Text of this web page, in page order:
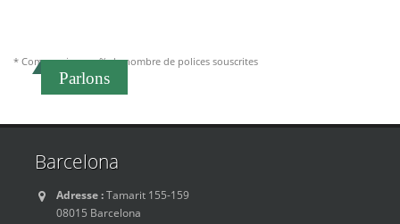
* Compagnies par % de nombre de polices souscrites
Parlons
Barcelona
Adresse :Tamarit 155-159
08015 Barcelona